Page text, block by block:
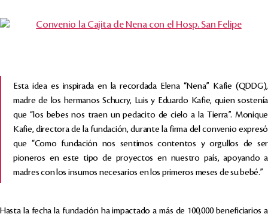
Esta idea es inspirada en la recordada Elena “Nena” Kafie (QDDG),
madre de los hermanos Schucry, Luis y Eduardo Kafie, quien sostenía
que “los bebes nos traen un pedacito de cielo a la Tierra”. Monique
Kafie, directora de la fundación, durante la firma del convenio expresó
que “Como fundación nos sentimos contentos y orgullos de ser
pioneros en este tipo de proyectos en nuestro país, apoyando a
madres con los insumos necesarios en los primeros meses de su bebé.”
Hasta la fecha la fundación ha impactado a más de 100,000 beneficiarios a